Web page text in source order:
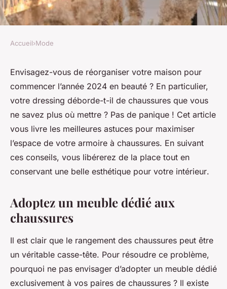
Quelles astuces pour
maximiser l'espace dans votre
armoire à chaussures ?
Antoine•3 janvier 2024•5 min de lecture
Accueil›Mode
Envisagez-vous de réorganiser votre maison pour
commencer l’année 2024 en beauté ? En particulier,
votre dressing déborde-t-il de chaussures que vous
ne savez plus où mettre ? Pas de panique ! Cet article
vous livre les meilleures astuces pour maximiser
l’espace de votre armoire à chaussures. En suivant
ces conseils, vous libérerez de la place tout en
conservant une belle esthétique pour votre intérieur.
Adoptez un meuble dédié aux
chaussures
Il est clair que le rangement des chaussures peut être
un véritable casse-tête. Pour résoudre ce problème,
pourquoi ne pas envisager d’adopter un meuble dédié
exclusivement à vos paires de chaussures ? Il existe